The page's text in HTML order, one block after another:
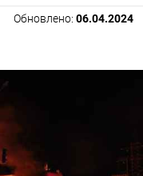
Обновлено: 06.04.2024